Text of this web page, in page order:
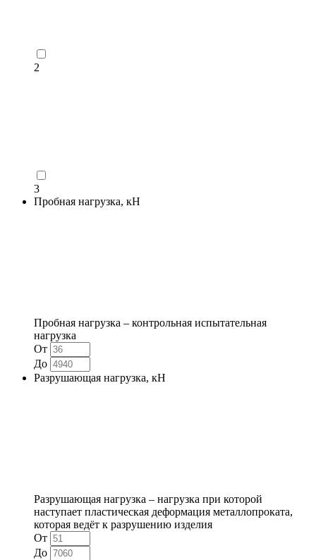
2
3
Пробная нагрузка, кН
Пробная нагрузка – контрольная испытательная
нагрузка
От
До
Разрушающая нагрузка, кН
Разрушающая нагрузка – нагрузка при которой
наступает пластическая деформация металлопроката,
которая ведёт к разрушению изделия
От
До